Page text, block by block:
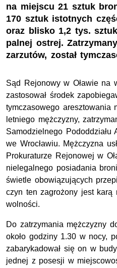
na miejscu 21 sztuk
170 sztuk istotnych
oraz blisko 1,2 tys.
palnej ostrej.
zarzutów, został
Sąd Rejonowy w Oławie na
zastosował środek
tymczasowego aresztowania
letniego mężczyzny,
Samodzielnego Pododdziału
we Wrocławiu. Mężczyzna
Prokuraturze Rejonowej w
nielegalnego posiadania
świetle obowiązujących
czyn ten zagrożony jest
wolności.
Do zatrzymania mężczyzny
około godziny 1.30 w nocy,
zabarykadował się on w
jednej z posesji w